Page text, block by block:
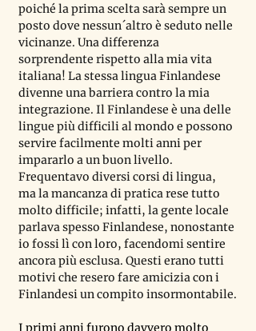
poiché la prima scelta sarà sempre un
posto dove nessun´altro è seduto nelle
vicinanze. Una differenza
sorprendente rispetto alla mia vita
italiana! La stessa lingua Finlandese
divenne una barriera contro la mia
integrazione. Il Finlandese è una delle
lingue più difficili al mondo e possono
servire facilmente molti anni per
impararlo a un buon livello.
Frequentavo diversi corsi di lingua,
ma la mancanza di pratica rese tutto
molto difficile; infatti, la gente locale
parlava spesso Finlandese, nonostante
io fossi lì con loro, facendomi sentire
ancora più esclusa. Questi erano tutti
motivi che resero fare amicizia con i
Finlandesi un compito insormontabile.
I primi anni furono davvero molto